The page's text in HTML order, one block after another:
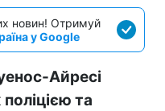
новин! Отримуй
у Google
Айресі
та